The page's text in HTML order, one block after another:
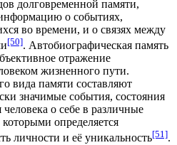
долговременной памяти,
о событиях,
во времени, и о связях между
[50]. Автобиографическая память
отражение
жизненного пути.
вида памяти составляют
значимые события, состояния
человека о себе в различные
определяется
личности и её уникальность[51].